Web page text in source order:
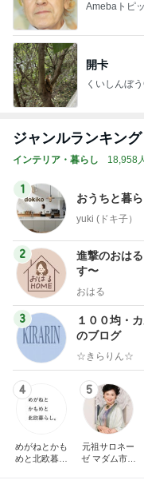
Amebaトピ
開卡
くいしんぼ
ジャンルランキング
インテリア・暮らし 18,958
1
おうちと暮
yuki (ドキ子）
2
進撃のおは
す〜
おはる
3
１００均・
のブログ
☆きらりん☆
4
めがねとかも
めと北欧暮ら
5
元祖サロネー
ゼ マダム市川